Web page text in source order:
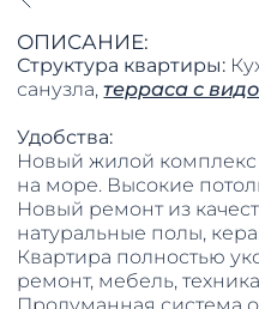
ОПИСАНИЕ:
Структура квартиры:
санузла,терраса с
Удобства:
Новый жилой комплекс
на море. Высокие
Новый ремонт из
натуральные полы,
Квартира полностью
ремонт, мебель,